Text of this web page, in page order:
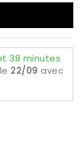
38 minutes
22/09 avec